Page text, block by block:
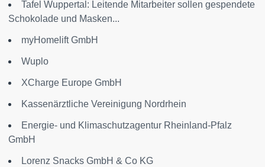
Tafel Wuppertal: Leitende Mitarbeiter sollen gespendete
Schokolade und Masken...
myHomelift GmbH
Wuplo
XCharge Europe GmbH
Kassenärztliche Vereinigung Nordrhein
Energie- und Klimaschutzagentur Rheinland-Pfalz
GmbH
Lorenz Snacks GmbH & Co KG